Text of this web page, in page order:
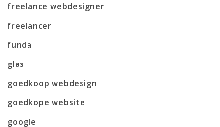
freelance webdesigner
freelancer
funda
glas
goedkoop webdesign
goedkope website
google